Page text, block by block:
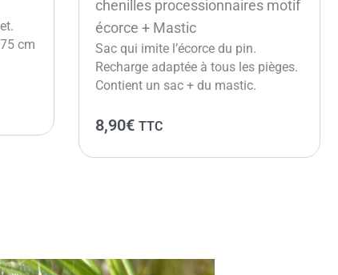
cm
chenilles processionnaires motif
écorce + Mastic
Sac qui imite l’écorce du pin.
Recharge adaptée à tous les pièges.
Contient un sac + du mastic.
8,90€ TTC